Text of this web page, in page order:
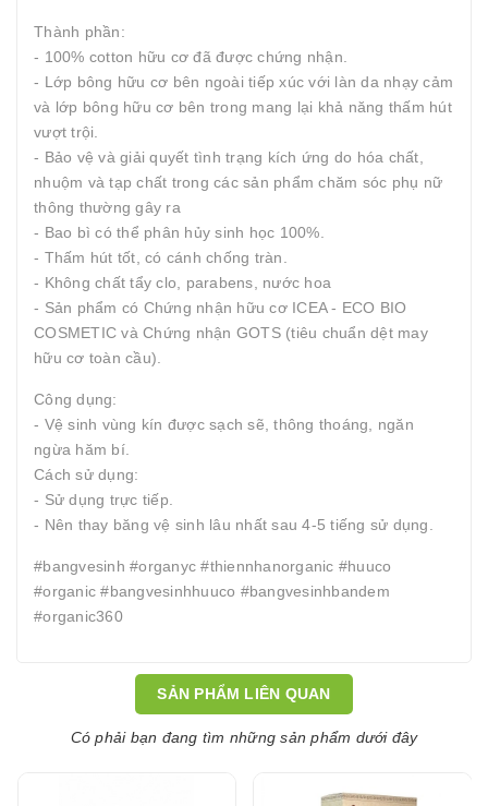
Thành phần:
- 100% cotton hữu cơ đã được chứng nhận.
- Lớp bông hữu cơ bên ngoài tiếp xúc với làn da nhạy cảm
và lớp bông hữu cơ bên trong mang lại khả năng thấm hút
vượt trội.
- Bảo vệ và giải quyết tình trạng kích ứng do hóa chất,
nhuộm và tạp chất trong các sản phẩm chăm sóc phụ nữ
thông thường gây ra
- Bao bì có thể phân hủy sinh học 100%.
- Thấm hút tốt, có cánh chống tràn.
- Không chất tẩy clo, parabens, nước hoa
- Sản phẩm có Chứng nhận hữu cơ ICEA - ECO BIO
COSMETIC và Chứng nhận GOTS (tiêu chuẩn dệt may
hữu cơ toàn cầu).
Công dụng:
- Vệ sinh vùng kín được sạch sẽ, thông thoáng, ngăn
ngừa hăm bí.
Cách sử dụng:
- Sử dụng trực tiếp.
- Nên thay băng vệ sinh lâu nhất sau 4-5 tiếng sử dụng.
#bangvesinh #organyc #thiennhanorganic #huuco
#organic #bangvesinhhuuco #bangvesinhbandem
#organic360
SẢN PHẨM LIÊN QUAN
Có phải bạn đang tìm những sản phẩm dưới đây